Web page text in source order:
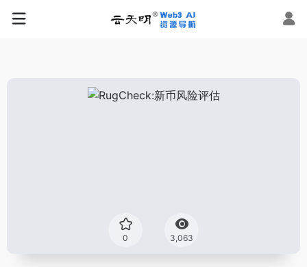
0 3,063